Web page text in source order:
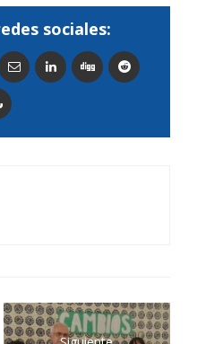
sociales: